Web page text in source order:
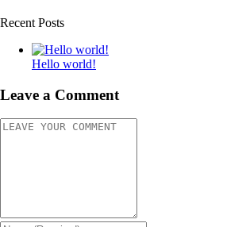
Recent Posts
Hello world!
Leave a Comment